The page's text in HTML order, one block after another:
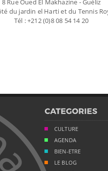
8 Rue Oued El Makhazine - Guéliz
du jardin el Harti et du Tennis
Tél : +212 (0)8 08 54 14 20
CULTURE
AGENDA
BIEN-ETRE
LE BLOG